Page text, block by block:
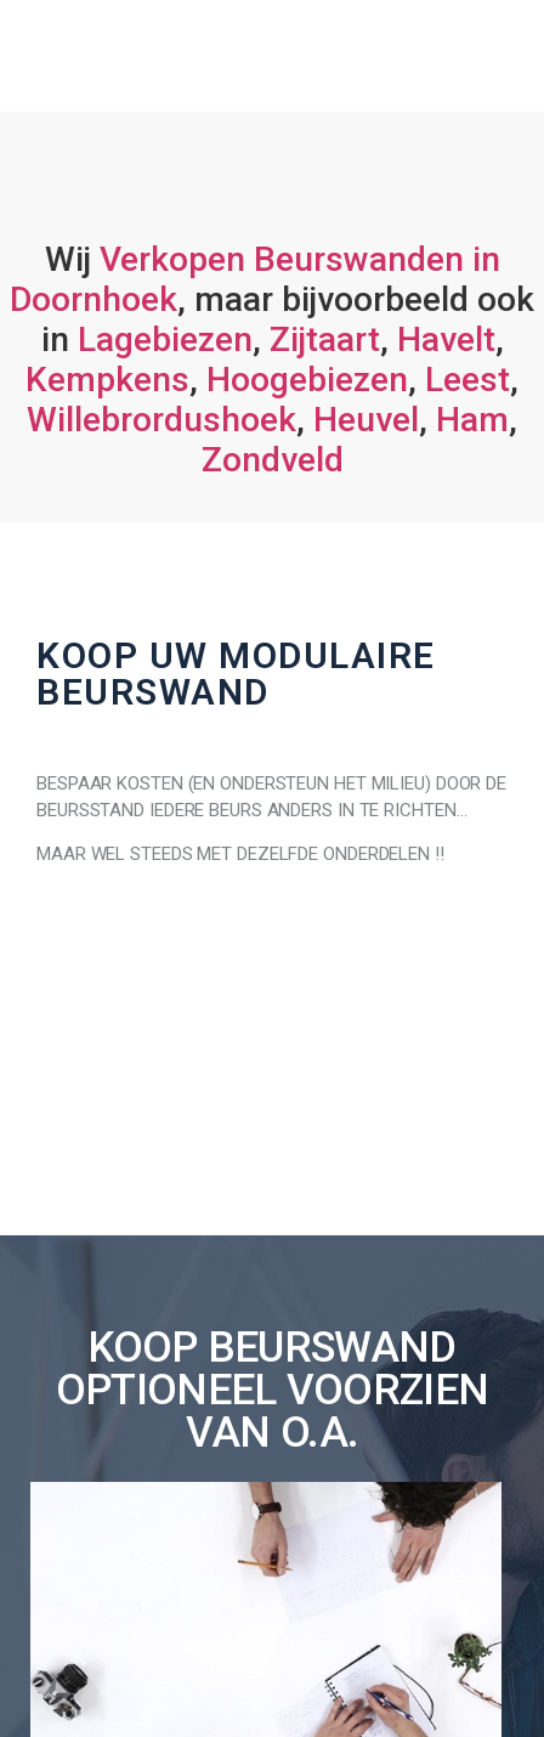
Wij Verkopen Beurswanden in
Doornhoek, maar bijvoorbeeld ook
in Lagebiezen, Zijtaart, Havelt,
Kempkens, Hoogebiezen, Leest,
Willebrordushoek, Heuvel, Ham,
Zondveld
KOOP UW MODULAIRE
BEURSWAND
BESPAAR KOSTEN (EN ONDERSTEUN HET MILIEU) DOOR DE
BEURSSTAND IEDERE BEURS ANDERS IN TE RICHTEN…
MAAR WEL STEEDS MET DEZELFDE ONDERDELEN !!
KOOP BEURSWAND
OPTIONEEL VOORZIEN
VAN O.A.